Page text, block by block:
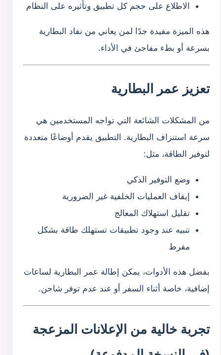
الاطلاع على حجم كل تطبيق وتأثيره على النظام
هذه الميزة مفيدة جدًا لمن يعاني من نفاد البطارية
بسرعة أو بطء مفاجئ في الأداء.
تعزيز عمر البطارية
من المشكلات الشائعة التي تواجه المستخدمين هي
سرعة استنزاف البطارية. التطبيق يقدم أوضاعًا متعددة
لتوفير الطاقة، مثل:
وضع التوفير الذكي
إيقاف العمليات الخلفية غير الضرورية
تقليل استهلاك المعالج
تنبيه عند وجود تطبيقات تستهلك طاقة بشكل
مفرط
بفضل هذه الأدوات، يمكن إطالة عمر البطارية لساعات
إضافية، خاصة أثناء السفر أو عند عدم توفر شاحن.
تجربة خالية من الإعلانات المزعجة